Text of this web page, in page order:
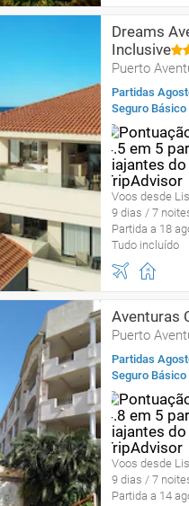
Dreams
Inclusive
Puerto
Partidas
Seguro
Voos desde
9 dias / 7
Partida a 18
Tudo incluído
Aventuras
Puerto
Partidas
Seguro
Voos desde
9 dias / 7
Partida a 14